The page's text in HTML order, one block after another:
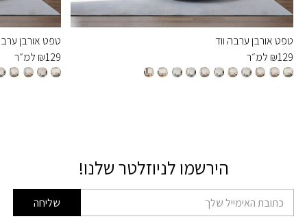
טפט אורבן ערבה ווד
₪129 למ״ר
טפט אורבן
₪129 למ״ר
הירשמו לניוזלטר שלנו!
דוא׳׳ל שליחה